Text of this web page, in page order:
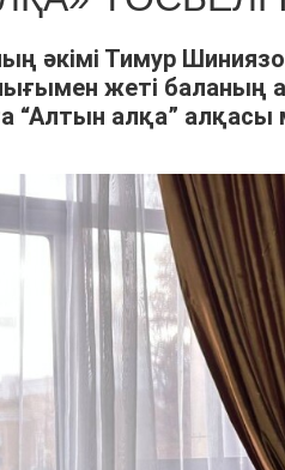
әкімі Тимур
жеті баланың
“Алтын алқа” алқасы